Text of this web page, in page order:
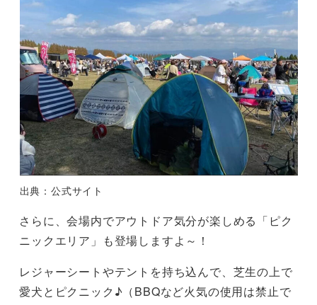
出典：公式サイト
さらに、会場内でアウトドア気分が楽しめる「ピク
ニックエリア」も登場しますよ～！
レジャーシートやテントを持ち込んで、芝生の上で
愛犬とピクニック♪（BBQなど火気の使用は禁止で